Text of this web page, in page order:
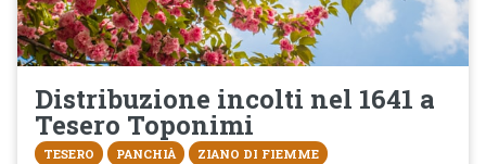
Distribuzione incolti nel 1641 a
Tesero Toponimi
TESERO PANCHIÀ ZIANO DI FIEMME